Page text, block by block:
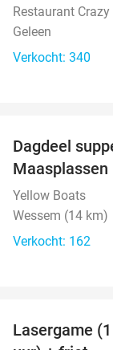
Restaurant Crazy
Geleen
Verkocht: 340
Dagdeel
Maasplassen
Yellow Boats
Wessem (14 km)
Verkocht: 162
Lasergame